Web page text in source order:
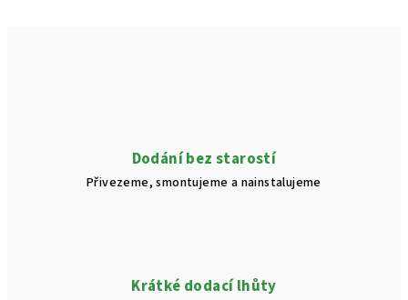
Dodání bez starostí
Přivezeme, smontujeme a nainstalujeme
Krátké dodací lhůty